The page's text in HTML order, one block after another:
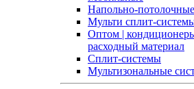
Напольно-потолочные
Мульти сплит-
Оптом |
расходный материал
Сплит-системы
Мультизональные